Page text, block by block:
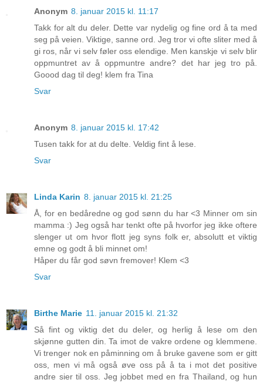
Anonym 8. januar 2015 kl. 11:17
Takk for alt du deler. Dette var nydelig og fine ord å ta med
seg på veien. Viktige, sanne ord. Jeg tror vi ofte sliter med å
gi ros, når vi selv føler oss elendige. Men kanskje vi selv blir
oppmuntret av å oppmuntre andre? det har jeg tro på.
Goood dag til deg! klem fra Tina
Svar
Anonym 8. januar 2015 kl. 17:42
Tusen takk for at du delte. Veldig fint å lese.
Svar
Linda Karin 8. januar 2015 kl. 21:25
Å, for en bedåredne og god sønn du har <3 Minner om sin
mamma :) Jeg også har tenkt ofte på hvorfor jeg ikke oftere
slenger ut om hvor flott jeg syns folk er, absolutt et viktig
emne og godt å bli minnet om!
Håper du får god søvn fremover! Klem <3
Svar
Birthe Marie 11. januar 2015 kl. 21:32
Så fint og viktig det du deler, og herlig å lese om den
skjønne gutten din. Ta imot de vakre ordene og klemmene.
Vi trenger nok en påminning om å bruke gavene som er gitt
oss, men vi må også øve oss på å ta i mot det positive
andre sier til oss. Jeg jobbet med en fra Thailand, og hun